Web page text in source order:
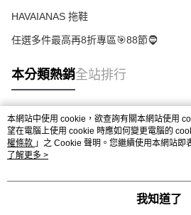
HAVAIANAS 拖鞋
任選多件最高再8折專區🎯88節🧔
本分類熱銷全站排行
熱門標籤
本網站中使用 cookie，欲查詢有關本網站使用
望在電腦上使用 cookie 時應如何變更電腦的
權條款 」之 Cookie 聲明。您繼續使用本網站即
用條款之 Cookie 聲明使用 cookie。
了解更多 >
我知道了